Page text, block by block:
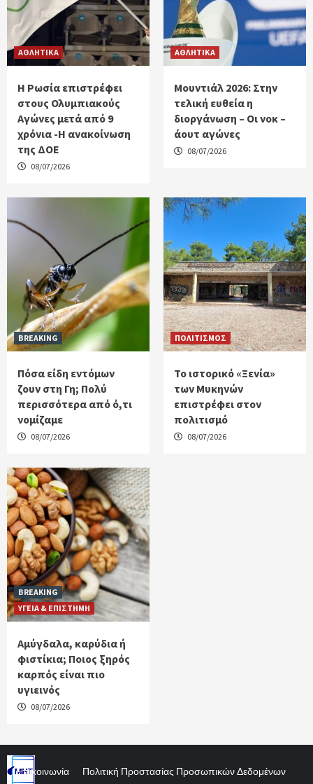
ΑΘΛΗΤΙΚΑ
Η Ρωσία επιστρέφει
στους Ολυμπιακούς
Αγώνες μετά από 9
χρόνια -Η ανακοίνωση
της ΔΟΕ
08/07/2026
ΑΘΛΗΤΙΚΑ
Μουντιάλ 2026: Στην
τελική ευθεία η
διοργάνωση – Οι νοκ –
άουτ αγώνες
08/07/2026
BREAKING
Πόσα είδη εντόμων
ζουν στη Γη; Πολύ
περισσότερα από ό,τι
νομίζαμε
08/07/2026
ΠΟΛΙΤΙΣΜΟΣ
Το ιστορικό «Ξενία»
των Μυκηνών
επιστρέφει στον
πολιτισμό
08/07/2026
BREAKING
ΥΓΕΙΑ & ΕΠΙΣΤΗΜΗ
Αμύγδαλα, καρύδια ή
φιστίκια; Ποιος ξηρός
καρπός είναι πιο
υγιεινός
08/07/2026
Επικοινωνία Πολιτική Προστασίας Προσωπικών Δεδομένων